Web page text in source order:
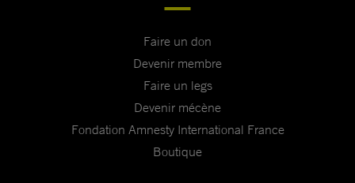
Faire un don
Devenir membre
Faire un legs
Devenir mécène
Fondation Amnesty International France
Boutique